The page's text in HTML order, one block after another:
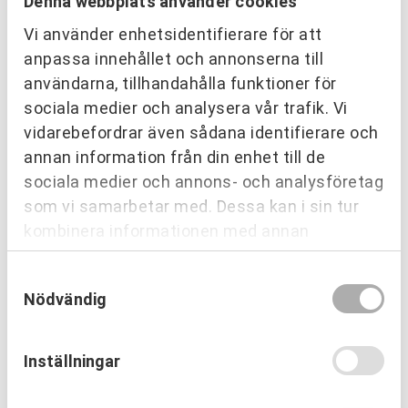
Vi använder enhetsidentifierare för att
anpassa innehållet och annonserna till
användarna, tillhandahålla funktioner för
sociala medier och analysera vår trafik. Vi
vidarebefordrar även sådana identifierare och
annan information från din enhet till de
sociala medier och annons- och analysföretag
som vi samarbetar med. Dessa kan i sin tur
kombinera informationen med annan
information som du har tillhandahållit eller
som de har samlat in när du har använt deras
tjänster.
Nödvändig
Inställningar
Basutbildning – 1 dag – Partnering Skövde
24 september 2026
Skövde
Platser kvar
Basutbildning – 1 dag – Partnering Åsbro
kursgård
29 september 2026
Åsbro
Platser kvar
BOKA
Omdömen från